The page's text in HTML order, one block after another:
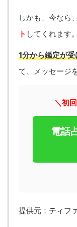
しかも、今なら、
ト してくれます。
1分から鑑定が
て、メッセージ
＼初
電話
提供元：ティフ